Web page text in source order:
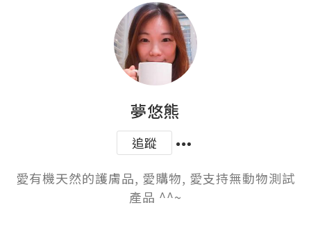
夢悠熊
追蹤
愛有機天然的護膚品, 愛購物, 愛支持無動物測試
產品 ^^~